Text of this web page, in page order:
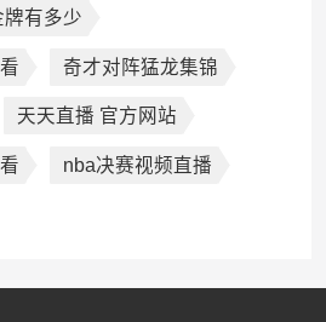
有多少
奇才对阵猛龙集锦
天天直播 官方网站
nba决赛视频直播